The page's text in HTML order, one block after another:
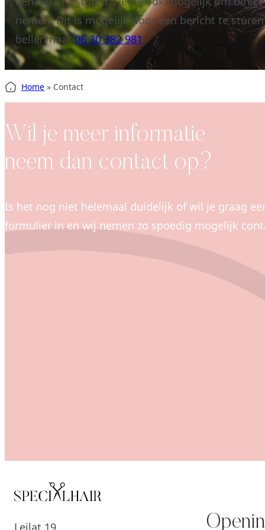
nemen. Dit is mogelijk door een bericht te
bellen naar06 30 382 981
Home » Contact
Wil je meer informatie
neem dan contact op?
Is het nog niet helemaal duidelijk of wil je graag
formulier in en wij nemen zo spoedig mogelijk
Leilat 19